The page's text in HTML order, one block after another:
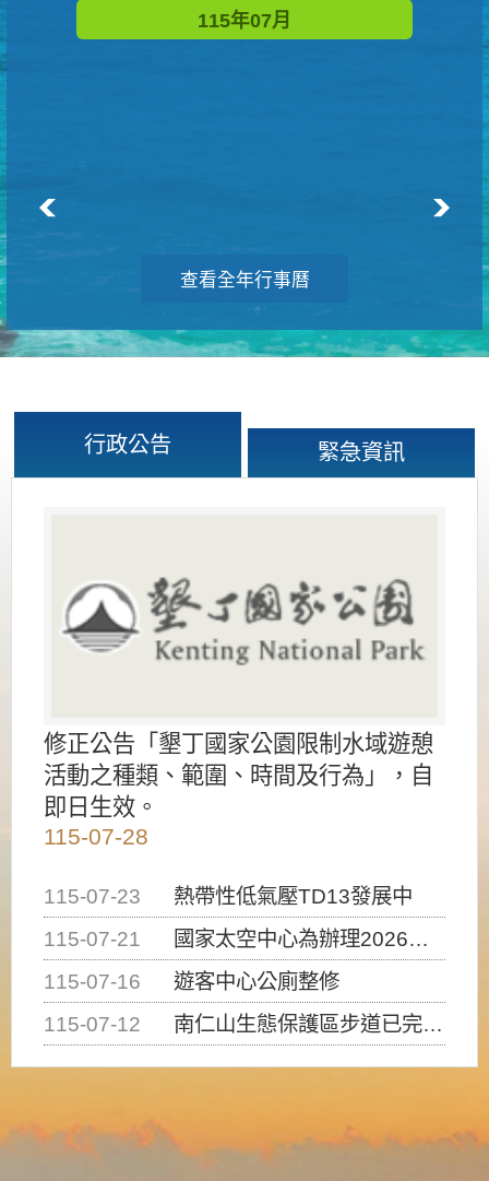
115年07月
查看全年行事曆
行政公告 緊急資訊
修正公告「墾丁國家公園限制水域遊憩
活動之種類、範圍、時間及行為」，自
即日生效。
115-07-28
115-07-23
熱帶性低氣壓TD13發展中
115-07-21
國家太空中心為辦理2026台灣盃火箭競賽，陸、海、空域警戒及協調相關事宜，因颱風備案事宜
115-07-16
遊客中心公廁整修
115-07-12
南仁山生態保護區步道已完成修復，自115年7月13日（星期一）起恢復開放入園，歡迎民眾依規定申請入園....